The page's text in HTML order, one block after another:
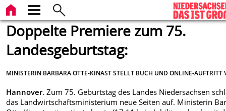
Doppelte Premiere zum 75.
Landesgeburtstag:
MINISTERIN BARBARA OTTE-KINAST STELLT BUCH UND ONLINE-AUFTRITT
Hannover. Zum 75. Geburtstag des Landes Niedersachsen
das Landwirtschaftsministerium neue Seiten auf. Ministerin